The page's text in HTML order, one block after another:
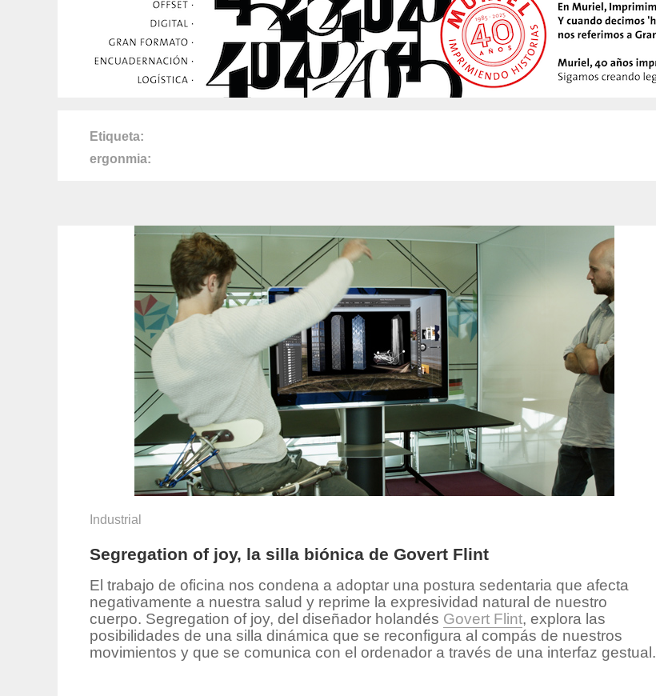
Etiqueta
ergonmia
Industrial
Segregation of joy, la silla biónica de Govert Flint
El trabajo de oficina nos condena a adoptar una postura sedentaria que afecta
negativamente a nuestra salud y reprime la expresividad natural de nuestro
cuerpo. Segregation of joy, del diseñador holandés Govert Flint, explora las
posibilidades de una silla dinámica que se reconfigura al compás de nuestros
movimientos y que se comunica con el ordenador a través de una interfaz gestual.